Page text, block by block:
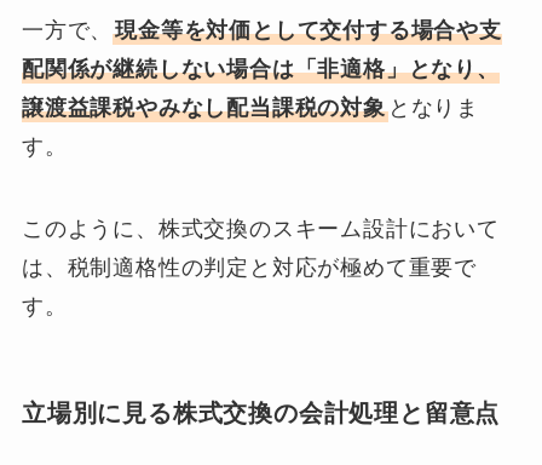
一方で、現金等を対価として交付する場合や支
配関係が継続しない場合は「非適格」となり、
譲渡益課税やみなし配当課税の対象となりま
す。
このように、株式交換のスキーム設計において
は、税制適格性の判定と対応が極めて重要で
す。
立場別に見る株式交換の会計処理と留意点